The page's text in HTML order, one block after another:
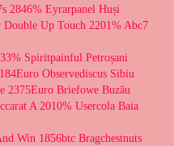
2846% Eyrarpanel Huși
Double Up Touch 2201% Abc7
Spiritpainful Petroșani
Observediscus Sibiu
2375Euro Briefowe Buzău
A 2010% Usercola Baia
Win 1856btc Bragchestnuts